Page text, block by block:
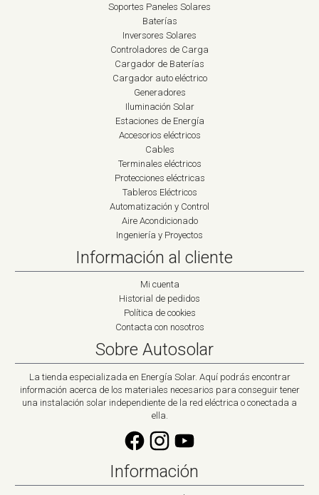
Soportes Paneles Solares
Baterías
Inversores Solares
Controladores de Carga
Cargador de Baterías
Cargador auto eléctrico
Generadores
Iluminación Solar
Estaciones de Energía
Accesorios eléctricos
Cables
Terminales eléctricos
Protecciones eléctricas
Tableros Eléctricos
Automatización y Control
Aire Acondicionado
Ingeniería y Proyectos
Información al cliente
Mi cuenta
Historial de pedidos
Política de cookies
Contacta con nosotros
Sobre Autosolar
La tienda especializada en Energía Solar. Aquí podrás encontrar
información acerca de los materiales necesarios para conseguir tener
una instalación solar independiente de la red eléctrica o conectada a
ella.
Información